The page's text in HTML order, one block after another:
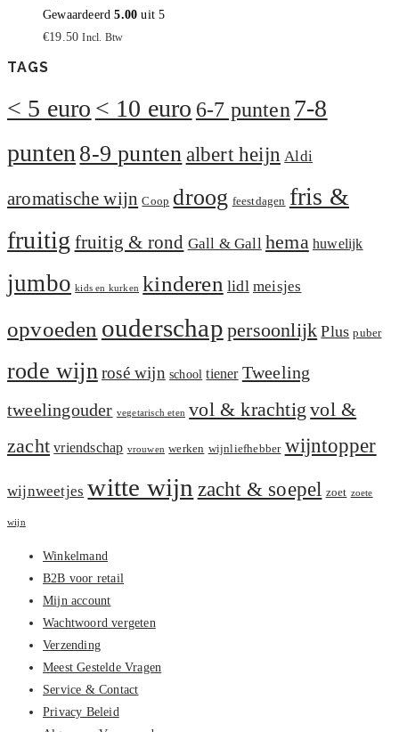
Gewaardeerd5.00 uit 5
€19.50 Incl. Btw
TAGS
< 5 euro < 10 euro 6-7 punten7-8
punten8-9 puntenalbert heijn Aldi
aromatische wijn Coop droog feestdagen fris &
fruitig fruitig & rond Gall & Gall hema huwelijk
jumbo kids en kurken kinderen lidl meisjes
opvoeden ouderschap persoonlijk Plus puber
rode wijn rosé wijn school tiener Tweeling
tweelingouder vegetarisch eten vol & krachtig vol &
zacht vriendschap vrouwen werken wijnliefhebber wijntopper
wijnweetjes witte wijn zacht & soepel zoet zoete
wijn
Winkelmand
B2B voor retail
Mijn account
Wachtwoord vergeten
Verzending
Meest Gestelde Vragen
Service & Contact
Privacy Beleid